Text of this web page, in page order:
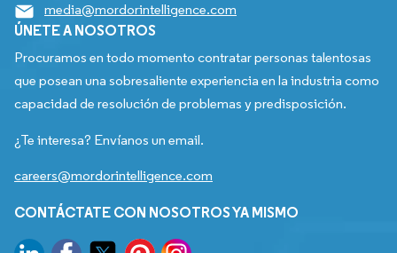
media@mordorintelligence.com
ÚNETE A NOSOTROS
Procuramos en todo momento contratar personas talentosas
que posean una sobresaliente experiencia en la industria como
capacidad de resolución de problemas y predisposición.
¿Te interesa? Envíanos un email.
careers@mordorintelligence.com
CONTÁCTATE CON NOSOTROS YA MISMO